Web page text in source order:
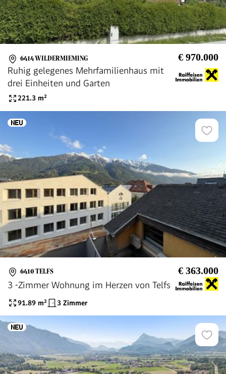
6414 WILDERMIEMING € 970.000
Ruhig gelegenes Mehrfamilienhaus mit
drei Einheiten und Garten
221.3 m²
6410 TELFS € 363.000
3 -Zimmer Wohnung im Herzen von Telfs
91.89 m² 3 Zimmer